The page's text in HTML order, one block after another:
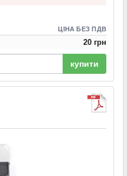
ЦІНА БЕЗ ПДВ
20 грн
купити